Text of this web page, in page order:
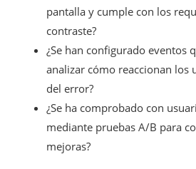
pantalla y cumple con los
contraste?
¿Se han configurado eventos
analizar cómo reaccionan los
del error?
¿Se ha comprobado con
mediante pruebas A/B para
mejoras?